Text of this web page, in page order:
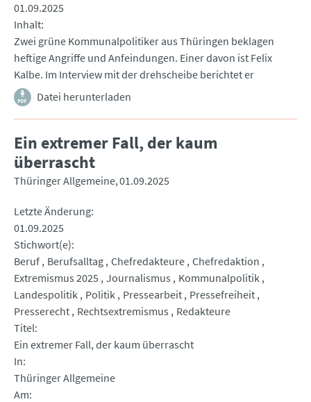
01.09.2025
Inhalt
Zwei grüne Kommunalpolitiker aus Thüringen beklagen
heftige Angriffe und Anfeindungen. Einer davon ist Felix
Kalbe. Im Interview mit der drehscheibe berichtet er
Datei herunterladen
Ein extremer Fall, der kaum
überrascht
Thüringer Allgemeine 01.09.2025
Letzte Änderung
01.09.2025
Stichwort(e)
Beruf Berufsalltag Chefredakteure Chefredaktion
Extremismus 2025 Journalismus
Kommunalpolitik
Landespolitik Politik Pressearbeit Pressefreiheit
Presserecht Rechtsextremismus
Redakteure
Titel
Ein extremer Fall, der kaum überrascht
In
Thüringer Allgemeine
Am